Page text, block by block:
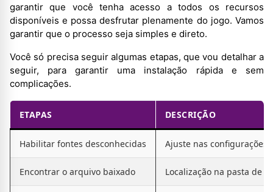
garantir que você tenha acesso a todos os recursos
disponíveis e possa desfrutar plenamente do jogo. Vamos
garantir que o processo seja simples e direto.
Você só precisa seguir algumas etapas, que vou detalhar a
seguir, para garantir uma instalação rápida e sem
complicações.
ETAPAS DESCRIÇÃO
Habilitar fontes desconhecidas Ajuste nas configurações
Encontrar o arquivo baixado Localização na pasta de